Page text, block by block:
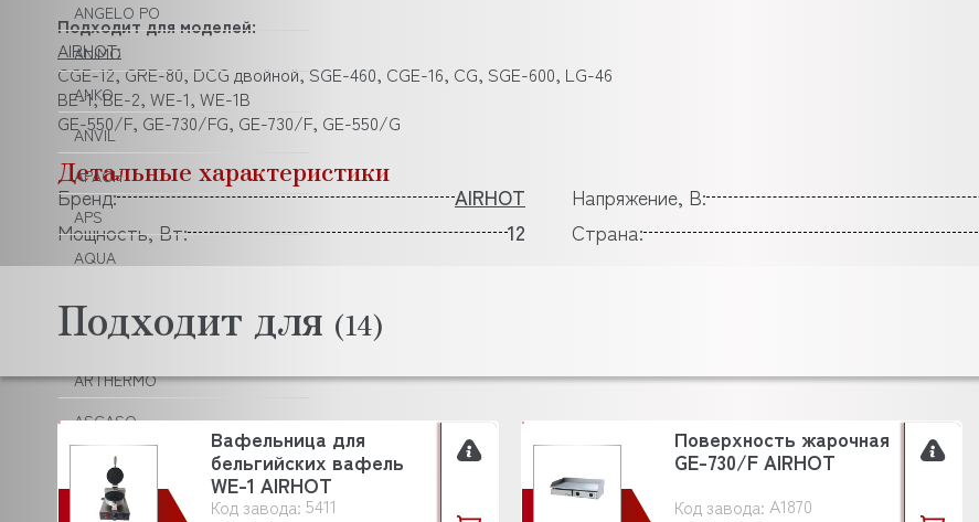
ANGELO PO
ANIMO
ANKO
ANVIL
APACH
APS
AQUA
ARKTO
ARTHERMO
ASCASO
ASCO
ASCOBLOC
Подходит для моделей:
AIRHOT:
CGE-12, GRE-80, DCG двойной, SGE-460, CGE-16, CG, SGE-600, LG-46
BE-1, BE-2, WE-1, WE-1B
GE-550/F, GE-730/FG, GE-730/F, GE-550/G
Детальные характеристики
Бренд: AIRHOT Напряжение, В:
Мощность, Вт:
12 Страна:
Подходит для (14)
Код завода: 5411
Вафельница для
бельгийских вафель
WE-1 AIRHOT
Код завода: A1870
Поверхность жарочная
GE-730/F AIRHOT